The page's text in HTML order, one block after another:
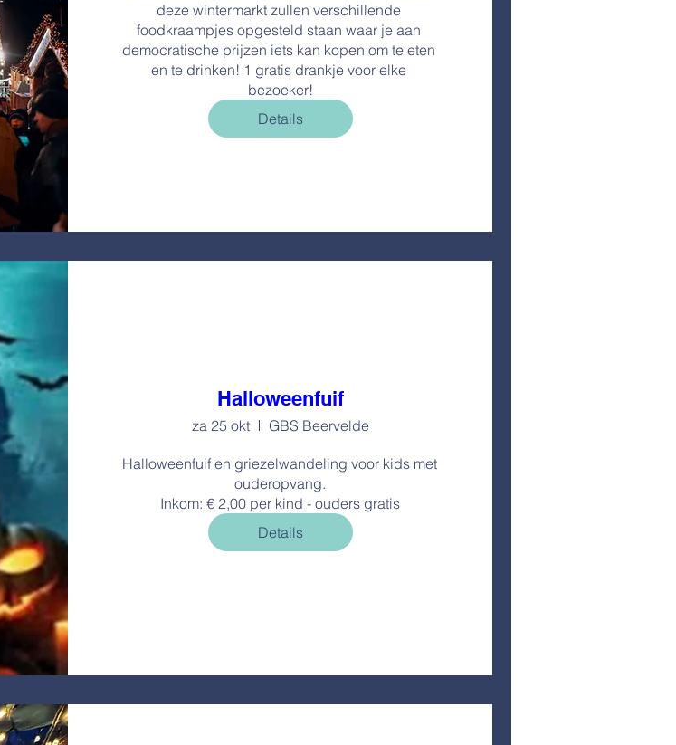
deze wintermarkt zullen verschillende
foodkraampjes opgesteld staan waar je aan
democratische prijzen iets kan kopen om te eten
en te drinken! 1 gratis drankje voor elke
bezoeker!
Details
Halloweenfuif
za 25 okt GBS Beervelde
Halloweenfuif en griezelwandeling voor kids met
ouderopvang.
Details